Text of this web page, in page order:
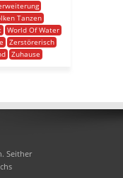
Tanzen
World Of Water
Zerstörerisch
Zuhause
Seither